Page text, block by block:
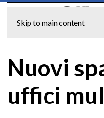
Skip to main content
Nuovi
uffici